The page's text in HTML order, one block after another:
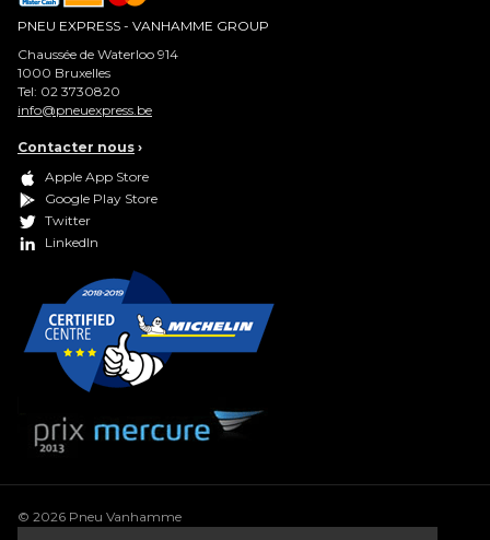
PNEU EXPRESS - VANHAMME GROUP
Chaussée de Waterloo 914
1000 Bruxelles
Tel: 02 3730820
info@pneuexpress.be
Contacter nous ›
Apple App Store
Google Play Store
Twitter
LinkedIn
© 2026 Pneu Vanhamme